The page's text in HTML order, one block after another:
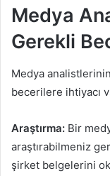
Medya
Gerekli
Medya
becerilere ihtiyacı
Araştırma: Bir
araştırabilmeniz
şirket belgelerini